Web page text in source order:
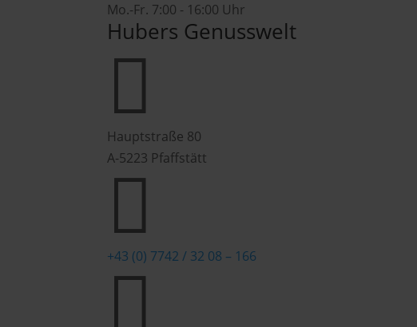
Mo.-Fr. 7:00 - 16:00 Uhr
Hubers Genusswelt

Hauptstraße 80
A-5223 Pfaffstätt

+43 (0) 7742 / 32 08 – 166
